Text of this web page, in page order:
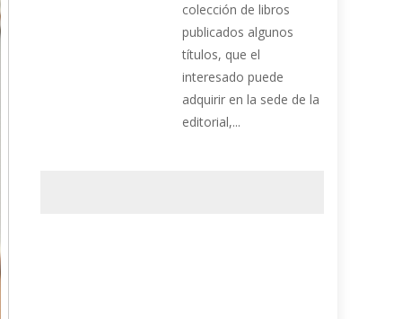
colección de libros
publicados algunos
títulos, que el
interesado puede
adquirir en la sede de la
editorial,...